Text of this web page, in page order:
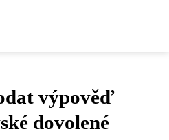
výpověď
dovolené